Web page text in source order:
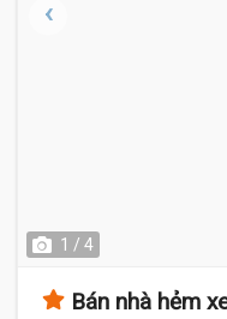
1 / 4
Bán nhà hẻm